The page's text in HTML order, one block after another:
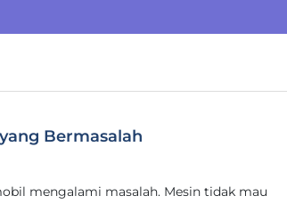
Bermasalah
mengalami masalah. Mesin tidak mau